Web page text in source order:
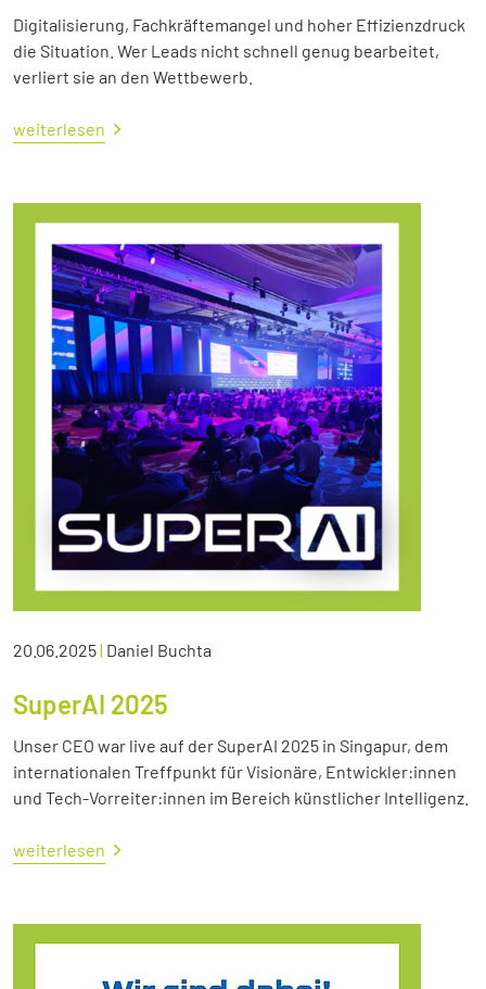
Digitalisierung, Fachkräftemangel und hoher Effizienzdruck
die Situation. Wer Leads nicht schnell genug bearbeitet,
verliert sie an den Wettbewerb.
weiterlesen
20.06.2025| Daniel Buchta
SuperAI 2025
Unser CEO war live auf der SuperAI 2025 in Singapur, dem
internationalen Treffpunkt für Visionäre, Entwickler:innen
und Tech-Vorreiter:innen im Bereich künstlicher Intelligenz.
weiterlesen